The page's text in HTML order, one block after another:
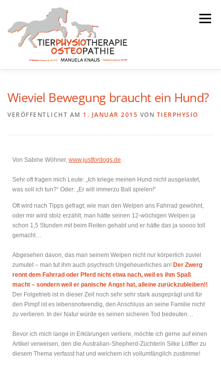
Menü
Wieviel Bewegung braucht ein Hund?
VERÖFFENTLICHT AM 1. JANUAR 2015 VON TIERPHYSIO
Von Sabine Wöhner, www.justfordogs.de
Sehr oft fragen mich Leute: „Ich kriege meinen Hund nicht ausgelastet,
was soll ich tun?“ Oder: „Er will immerzu Ball spielen!“
Oft wird nach Tipps gefragt, wie man den Welpen ans Fahrrad gewöhnt,
oder mir wird stolz erzählt, man hätte seinen 12-wöchigen Welpen ja
schon 1,5 Stunden mit beim Reiten gehabt und er hätte das ja soooo toll
gemacht…
Abgesehen davon, das man seinem Welpen nicht nur körperlich zuviel
zumutet – man tut ihm auch psychisch Ungeheuerliches an! Der Zwerg
rennt dem Fahrrad oder Pferd nicht etwa nach, weil es ihm Spaß
macht – sondern weil er panische Angst hat, alleine zurückzubleiben!!
Der Folgetrieb ist in dieser Zeit noch sehr sehr stark ausgeprägt und für
den Pimpf ist es lebensnotwendig, den Anschluss an seine Familie nicht
zu verlieren. In der Natur würde es seinen sicheren Tod bedeuten…
Bevor ich mich lange in Erklärungen verliere, möchte ich gerne auf einen
Artikel verweisen, den die Australian-Shepherd-Züchterin Silke Löffler zu
diesem Thema verfasst hat und welchem ich vollumfänglich zustimme!